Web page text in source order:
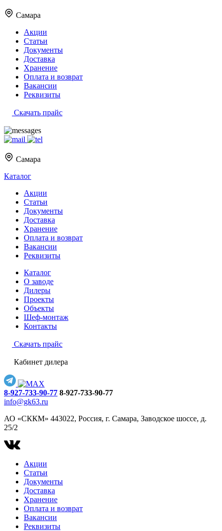
Самара
Акции
Статьи
Документы
Доставка
Хранение
Оплата и возврат
Вакансии
Реквизиты
Скачать прайс
Самара
Каталог
Акции
Статьи
Документы
Доставка
Хранение
Оплата и возврат
Вакансии
Реквизиты
Каталог
О заводе
Дилеры
Проекты
Объекты
Шеф-монтаж
Контакты
Скачать прайс
Кабинет дилера
8-927-733-90-77 8-927-733-90-77
info@gk63.ru
АО «СККМ» 443022, Россия, г. Самара, Заводское шоссе, д.
25/2
Акции
Статьи
Документы
Доставка
Хранение
Оплата и возврат
Вакансии
Реквизиты